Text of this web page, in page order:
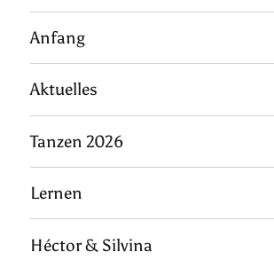
Anfang
Aktuelles
Tanzen 2026
Lernen
Héctor & Silvina